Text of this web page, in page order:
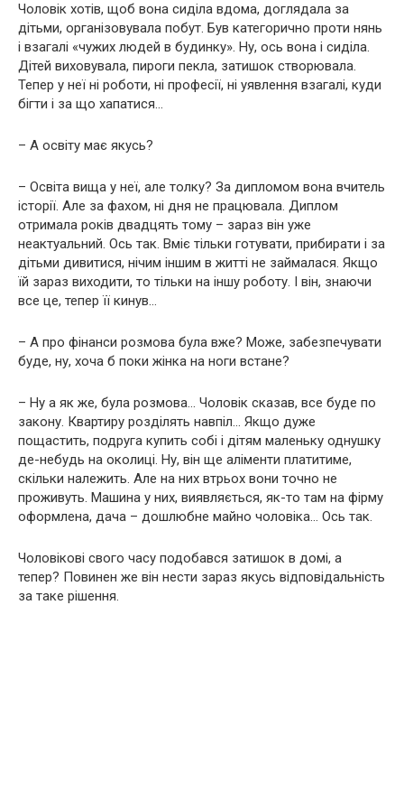
Чоловік хотів, щоб вона сиділа вдома, доглядала за
дітьми, організовувала побут. Був категорично проти нянь
і взагалі «чужих людей в будинку». Ну, ось вона і сиділа.
Дітей виховувала, пироги пекла, затишок створювала.
Тепер у неї ні роботи, ні професії, ні уявлення взагалі, куди
бігти і за що хапатися…
– А освіту має якусь?
– Освіта вища у неї, але толку? За дипломом вона вчитель
історії. Але за фахом, ні дня не працювала. Диплом
отримала років двадцять тому – зараз він уже
неактуальний. Ось так. Вміє тільки готувати, прибирати і за
дітьми дивитися, нічим іншим в житті не займалася. Якщо
їй зараз виходити, то тільки на іншу роботу. І він, знаючи
все це, тепер її кинув…
– А про фінанси розмова була вже? Може, забезпечувати
буде, ну, хоча б поки жінка на ноги встане?
– Ну а як же, була розмова… Чоловік сказав, все буде по
закону. Квартиру розділять навпіл… Якщо дуже
пощастить, подруга купить собі і дітям маленьку однушку
де-небудь на околиці. Ну, він ще аліменти платитиме,
скільки належить. Але на них втрьох вони точно не
проживуть. Машина у них, виявляється, як-то там на фірму
оформлена, дача – дошлюбне майно чоловіка… Ось так.
Чоловікові свого часу подобався затишок в домі, а
тепер? Повинен же він нести зараз якусь відповідальність
за таке рішення.